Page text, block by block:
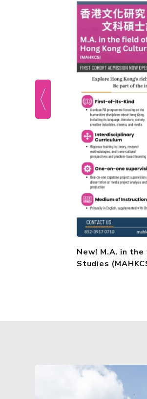
New! M.A. in
Studies